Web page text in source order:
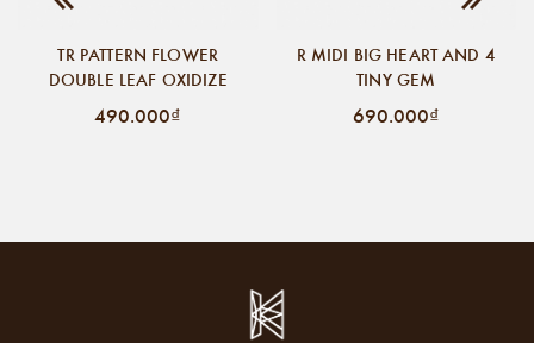
TR PATTERN FLOWER
DOUBLE LEAF OXIDIZE
490.000₫
R MIDI BIG HEART AND 4
TINY GEM
690.000₫